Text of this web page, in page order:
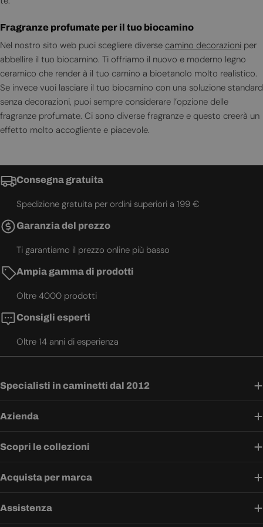
Fragranze profumate per il tuo biocamino
Nel nostro sito web puoi scegliere diverse camino decorazioni per
abbellire il tuo biocamino. Ti offriamo il nuovo e moderno legno
ceramico che render à il tuo camino a bioetanolo molto realistico.
Se invece vuoi lasciare il tuo biocamino con una soluzione standard
senza decorazioni, puoi sempre considerare l’opzione delle
fragranze profumate. Ci sono diverse fragranze e questo creerà un
effetto molto accogliente e piacevole.
Consegna gratuita
Spedizione gratuita per ordini superiori a 199 €
Garanzia del prezzo
Ti garantiamo il prezzo online più basso
Ampia gamma di prodotti
Oltre 4000 prodotti
Consigli esperti
Oltre 14 anni di esperienza
Specialisti in caminetti dal 2012
Azienda
Scopri le collezioni
Acquista per marca
Assistenza